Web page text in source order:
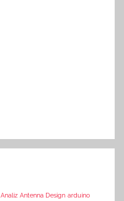
Analiz Antenna Design arduino